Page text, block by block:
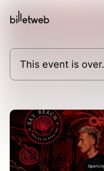
This event is over.